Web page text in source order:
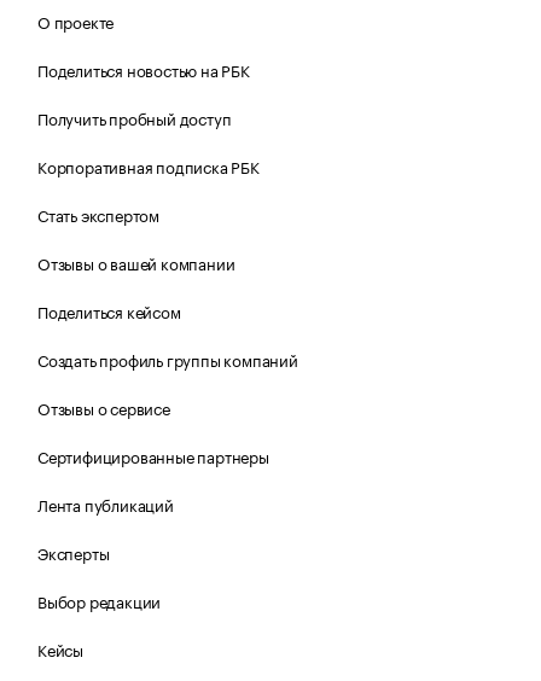
О проекте
Поделиться новостью на РБК
Получить пробный доступ
Корпоративная подписка РБК
Стать экспертом
Отзывы о вашей компании
Поделиться кейсом
Создать профиль группы компаний
Отзывы о сервисе
Сертифицированные партнеры
Лента публикаций
Эксперты
Выбор редакции
Кейсы